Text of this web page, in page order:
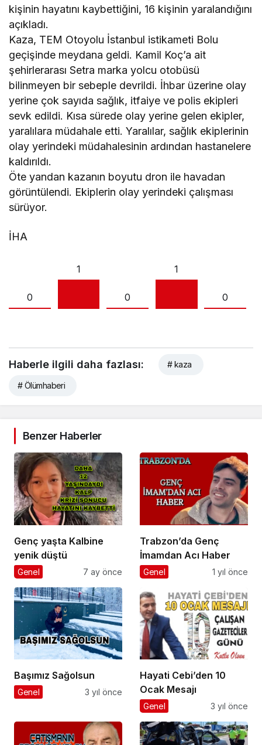
kişinin hayatını kaybettiğini, 16 kişinin yaralandığını
açıkladı.
Kaza, TEM Otoyolu İstanbul istikameti Bolu
geçişinde meydana geldi. Kamil Koç’a ait
şehirlerarası Setra marka yolcu otobüsü
bilinmeyen bir sebeple devrildi. İhbar üzerine olay
yerine çok sayıda sağlık, itfaiye ve polis ekipleri
sevk edildi. Kısa sürede olay yerine gelen ekipler,
yaralılara müdahale etti. Yaralılar, sağlık ekiplerinin
olay yerindeki müdahalesinin ardından hastanelere
kaldırıldı.
Öte yandan kazanın boyutu dron ile havadan
görüntülendi. Ekiplerin olay yerindeki çalışması
sürüyor.
İHA
0
1
0
1
0
Haberle ilgili daha fazlası: # kaza
# Ölümhaberi
Benzer Haberler
Genç yaşta Kalbine
yenik düştü
Genel 7 ay önce
Trabzon’da Genç
İmamdan Acı Haber
Genel 1 yıl önce
Başımız Sağolsun
Genel 3 yıl önce
Hayati Cebi’den 10
Ocak Mesajı
Genel 3 yıl önce